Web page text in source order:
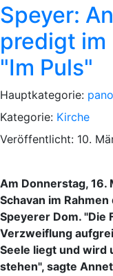
Speyer:
predigt im
"Im Puls"
Hauptkategorie:
Kategorie: Kirche
Veröffentlicht: 10.
Am Donnerstag, 16.
Schavan im
Speyerer Dom. "Die
Verzweiflung
Seele liegt und wird
stehen", sagte